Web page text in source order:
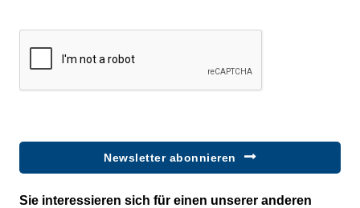
Newsletter abonnieren
Sie interessieren sich für einen unserer anderen